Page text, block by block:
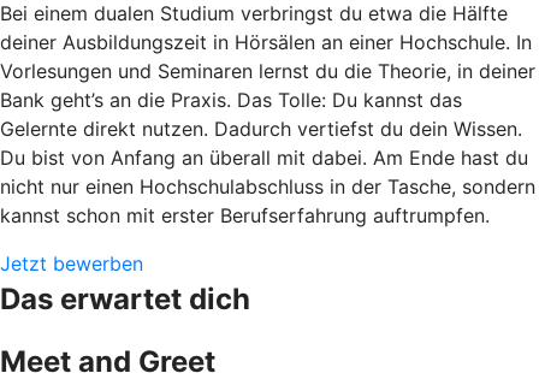
Bei einem dualen Studium verbringst du etwa die Hälfte
deiner Ausbildungszeit in Hörsälen an einer Hochschule. In
Vorlesungen und Seminaren lernst du die Theorie, in deiner
Bank geht’s an die Praxis. Das Tolle: Du kannst das
Gelernte direkt nutzen. Dadurch vertiefst du dein Wissen.
Du bist von Anfang an überall mit dabei. Am Ende hast du
nicht nur einen Hochschulabschluss in der Tasche, sondern
kannst schon mit erster Berufserfahrung auftrumpfen.
Jetzt bewerben
Das erwartet dich
Meet and Greet